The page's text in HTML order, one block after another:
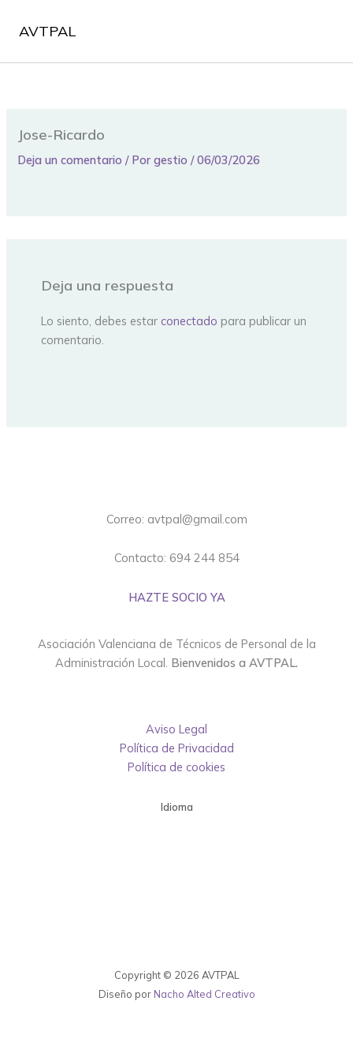
AVTPAL
Jose-Ricardo
Deja un comentario / Porgestio/06/03/2026
Deja una respuesta
Lo siento, debes estar conectado para publicar un
comentario.
Correo: avtpal@gmail.com
Contacto: 694 244 854
HAZTE SOCIO YA
Asociación Valenciana de Técnicos de Personal de la
Administración Local. Bienvenidos a AVTPAL.
Aviso Legal
Política de Privacidad
Política de cookies
Idioma
Copyright © 2026 AVTPAL
Diseño por Nacho Alted Creativo